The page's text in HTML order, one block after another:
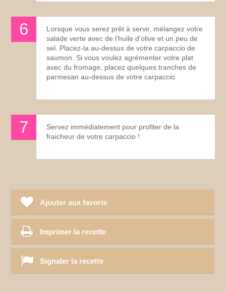
Lorsque vous serez prêt à servir, mélangez votre
salade verte avec de l’huile d’olive et un peu de
sel. Placez-la au-dessus de votre carpaccio de
saumon. Si vous voulez agrémenter votre plat
avec du fromage, placez quelques tranches de
parmesan au-dessus de votre carpaccio
Servez immédiatement pour profiter de la
fraicheur de votre carpaccio !
Ajouter aux favoris
Imprimer la recette
Signaler la recette